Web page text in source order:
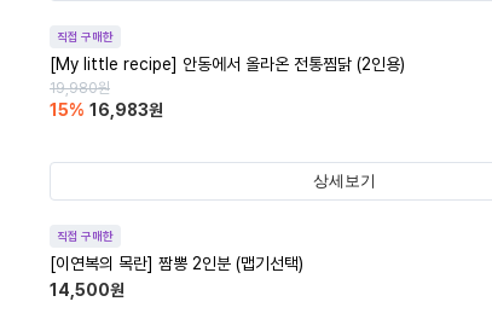
직접 구매한
[My little recipe] 안동에서 올라온 전통찜닭 (2인용)
19,980원
15% 16,983원
상세보기
직접 구매한
[이연복의 목란] 짬뽕 2인분 (맵기선택)
14,500원